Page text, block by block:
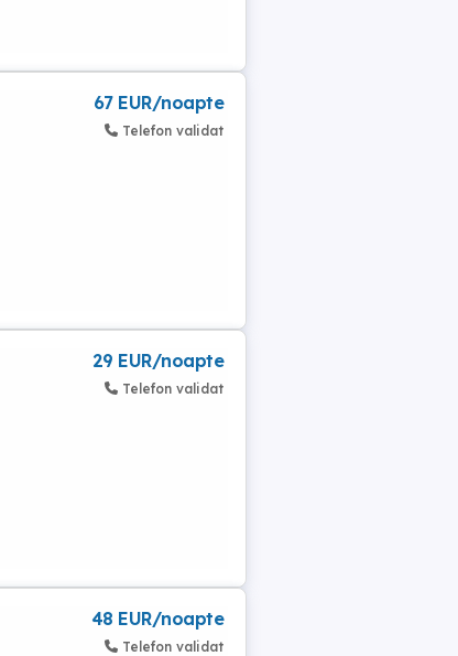
67 EUR/noapte
Telefon validat
29 EUR/noapte
Telefon validat
48 EUR/noapte
Telefon validat